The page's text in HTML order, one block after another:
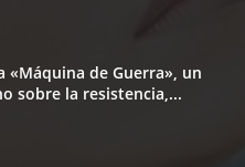
«Máquina de Guerra», un
sobre la resistencia,...